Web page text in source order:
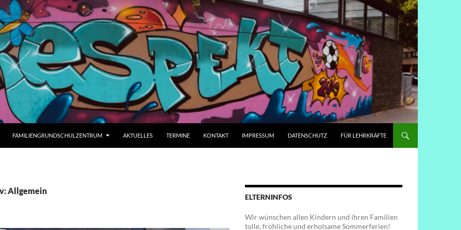
FAMILIENGRUNDSCHULZENTRUM AKTUELLES TERMINE KONTAKT IMPRESSUM DATENSCHUTZ FÜR LEHRKRÄFTE
Allgemein
ELTERNINFOS
Wir wünschen allen Kindern und ihren Familien
tolle, fröhliche und erholsame Sommerferien!